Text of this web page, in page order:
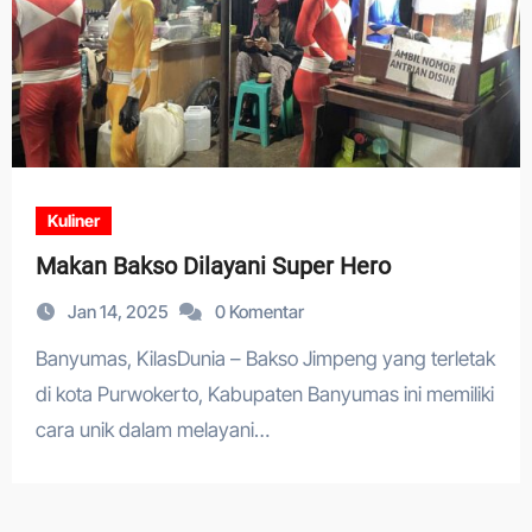
Kuliner
Makan Bakso Dilayani Super Hero
Jan 14, 2025 0 Komentar
Banyumas, KilasDunia – Bakso Jimpeng yang terletak
di kota Purwokerto, Kabupaten Banyumas ini memiliki
cara unik dalam melayani…